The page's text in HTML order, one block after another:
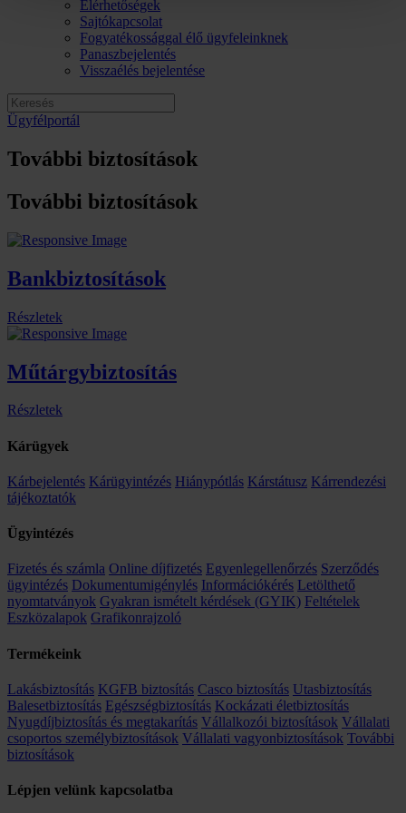
Elérhetőségek
Sajtókapcsolat
Fogyatékossággal élő ügyfeleinknek
Panaszbejelentés
Visszaélés bejelentése
Ügyfélportál
További biztosítások
További biztosítások
Bankbiztosítások
Részletek
Műtárgybiztosítás
Részletek
Kárügyek
Kárbejelentés Kárügyintézés Hiánypótlás Kárstátusz Kárrendezési
tájékoztatók
Ügyintézés
Fizetés és számla Online díjfizetés Egyenlegellenőrzés Szerződés
ügyintézés Dokumentumigénylés Információkérés Letölthető
nyomtatványok Gyakran ismételt kérdések (GYIK) Feltételek
Eszközalapok Grafikonrajzoló
Termékeink
Lakásbiztosítás KGFB biztosítás Casco biztosítás Utasbiztosítás
Balesetbiztosítás Egészségbiztosítás Kockázati életbiztosítás
Nyugdíjbiztosítás és megtakarítás Vállalkozói biztosítások Vállalati
csoportos személybiztosítások Vállalati vagyonbiztosítások További
biztosítások
Lépjen velünk kapcsolatba